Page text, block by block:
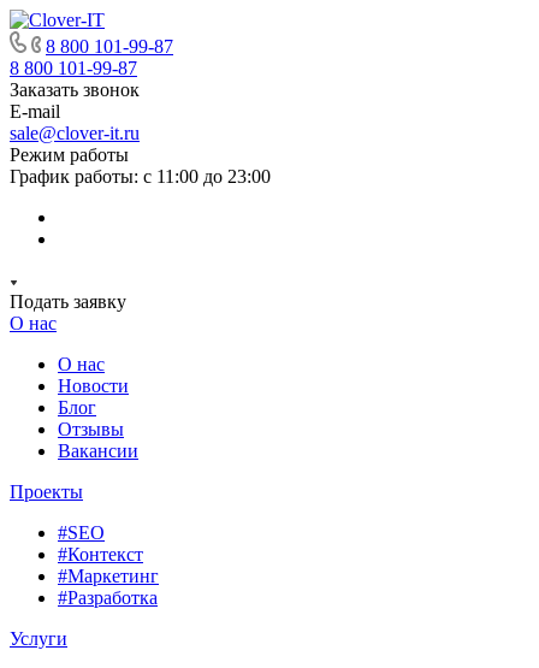
8 800 101-99-87
8 800 101-99-87
Заказать звонок
E-mail
sale@clover-it.ru
Режим работы
График работы: с 11:00 до 23:00
Подать заявку
О нас
О нас
Новости
Блог
Отзывы
Вакансии
Проекты
#SEO
#Контекст
#Маркетинг
#Разработка
Услуги